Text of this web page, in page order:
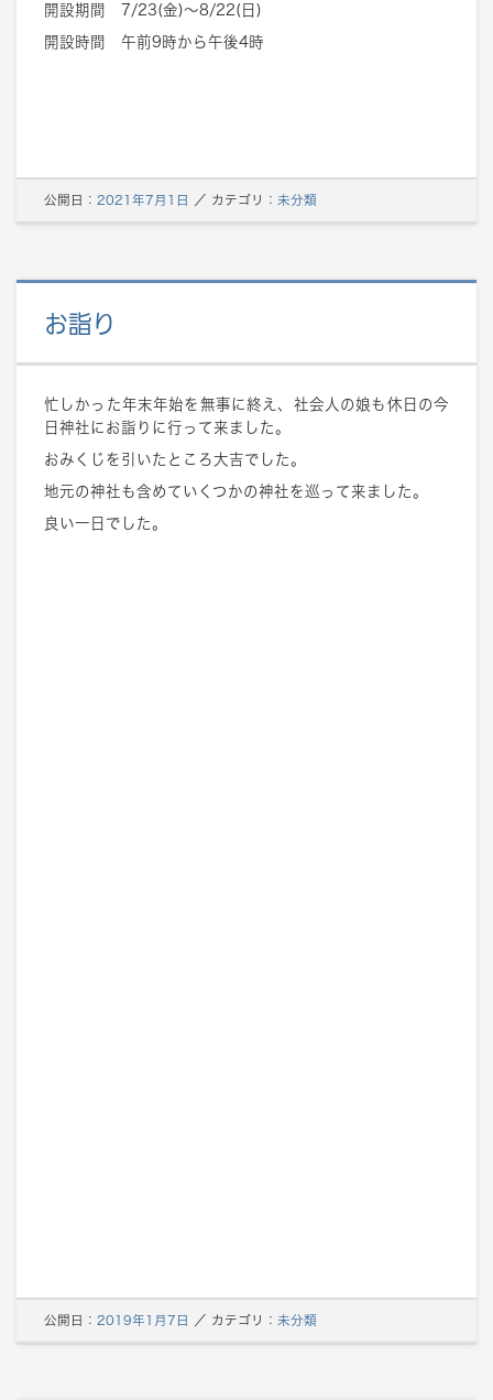
開設期間 7/23(金)～8/22(日)
開設時間 午前9時から午後4時
公開日： 2021年7月1日 ／ カテゴリ： 未分類
お詣り
忙しかった年末年始を無事に終え、社会人の娘も休日の今
日神社にお詣りに行って来ました。
おみくじを引いたところ大吉でした。
地元の神社も含めていくつかの神社を巡って来ました。
良い一日でした。
公開日： 2019年1月7日 ／ カテゴリ： 未分類